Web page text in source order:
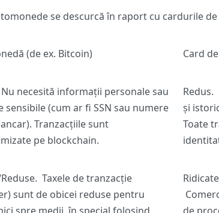
se descurcă în raport cu cardurile
(de ex. Bitcoin) Card
Nu necesită informații personale sau
sensibile (cum ar fi SSN sau numere
Tranzacțiile sunt
pe blockchain.
Redus.
și
Toate
Taxele de tranzacție
sunt de obicei reduse pentru